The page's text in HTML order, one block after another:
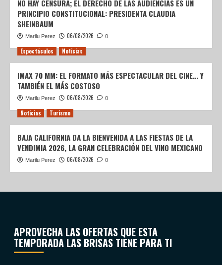
NO HAY CENSURA; EL DERECHO DE LAS AUDIENCIAS ES UN
PRINCIPIO CONSTITUCIONAL: PRESIDENTA CLAUDIA
SHEINBAUM
Marilu Perez 06/08/2026 0
Espectáculos Noticias
IMAX 70 MM: EL FORMATO MÁS ESPECTACULAR DEL CINE… Y
TAMBIÉN EL MÁS COSTOSO
Marilu Perez 06/08/2026 0
Noticias Turismo
BAJA CALIFORNIA DA LA BIENVENIDA A LAS FIESTAS DE LA
VENDIMIA 2026, LA GRAN CELEBRACIÓN DEL VINO MEXICANO
Marilu Perez 06/08/2026 0
APROVECHA LAS OFERTAS QUE ESTA
TEMPORADA LAS BRISAS TIENE PARA TI